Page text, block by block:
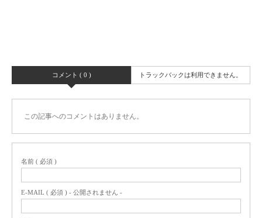
コメント ( 0 ) トラックバックは利用できません。
この記事へのコメントはありません。
名前 ( 必須 )
E-MAIL ( 必須 ) - 公開されません -